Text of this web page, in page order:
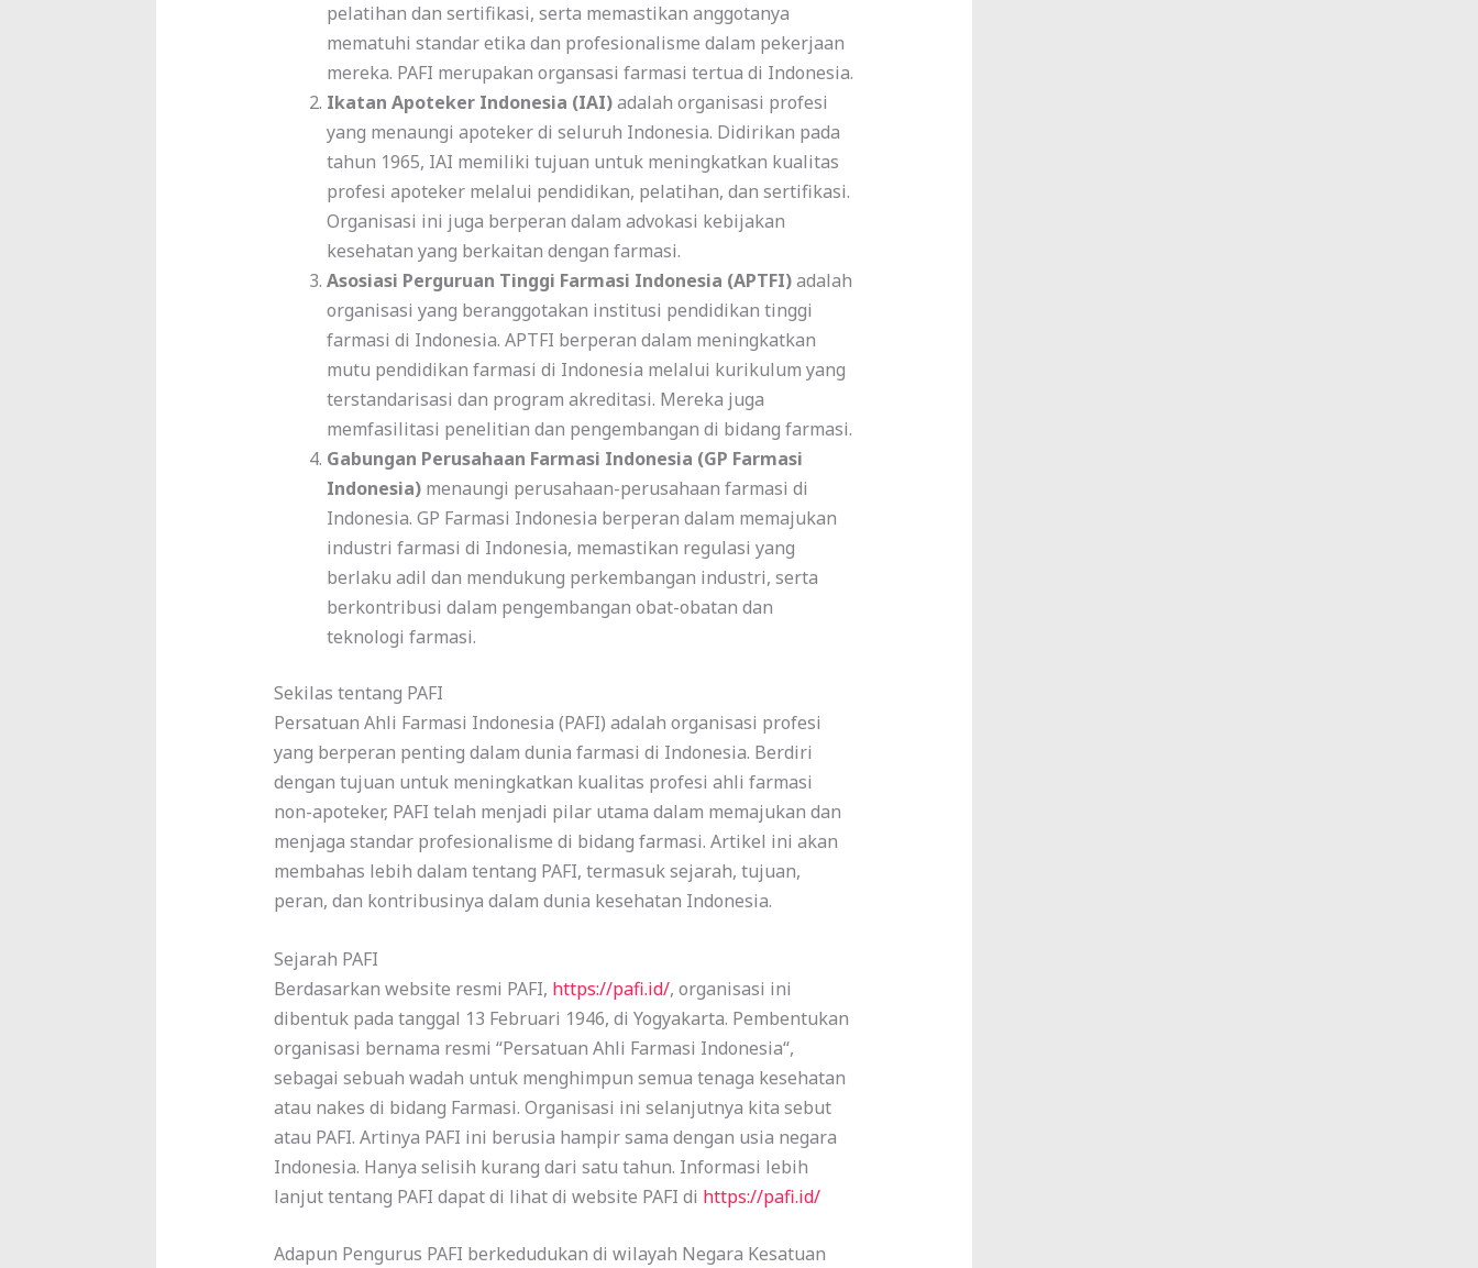
pelatihan dan sertifikasi, serta memastikan anggotanya
mematuhi standar etika dan profesionalisme dalam pekerjaan
mereka. PAFI merupakan organsasi farmasi tertua di Indonesia.
Ikatan Apoteker Indonesia (IAI)adalah organisasi profesi
yang menaungi apoteker di seluruh Indonesia. Didirikan pada
tahun 1965, IAI memiliki tujuan untuk meningkatkan kualitas
profesi apoteker melalui pendidikan, pelatihan, dan sertifikasi.
Organisasi ini juga berperan dalam advokasi kebijakan
kesehatan yang berkaitan dengan farmasi.
Asosiasi Perguruan Tinggi Farmasi Indonesia (APTFI)adalah
organisasi yang beranggotakan institusi pendidikan tinggi
farmasi di Indonesia. APTFI berperan dalam meningkatkan
mutu pendidikan farmasi di Indonesia melalui kurikulum yang
terstandarisasi dan program akreditasi. Mereka juga
memfasilitasi penelitian dan pengembangan di bidang farmasi.
Gabungan Perusahaan Farmasi Indonesia (GP Farmasi
Indonesia)menaungi perusahaan-perusahaan farmasi di
Indonesia. GP Farmasi Indonesia berperan dalam memajukan
industri farmasi di Indonesia, memastikan regulasi yang
berlaku adil dan mendukung perkembangan industri, serta
berkontribusi dalam pengembangan obat-obatan dan
teknologi farmasi.
Sekilas tentang PAFI
Persatuan Ahli Farmasi Indonesia (PAFI) adalah organisasi profesi
yang berperan penting dalam dunia farmasi di Indonesia. Berdiri
dengan tujuan untuk meningkatkan kualitas profesi ahli farmasi
non-apoteker, PAFI telah menjadi pilar utama dalam memajukan dan
menjaga standar profesionalisme di bidang farmasi. Artikel ini akan
membahas lebih dalam tentang PAFI, termasuk sejarah, tujuan,
peran, dan kontribusinya dalam dunia kesehatan Indonesia.
Sejarah PAFI
Berdasarkan website resmi PAFI, https://pafi.id/, organisasi ini
dibentuk pada tanggal 13 Februari 1946, di Yogyakarta. Pembentukan
organisasi bernama resmi “Persatuan Ahli Farmasi Indonesia“,
sebagai sebuah wadah untuk menghimpun semua tenaga kesehatan
atau nakes di bidang Farmasi. Organisasi ini selanjutnya kita sebut
atau PAFI. Artinya PAFI ini berusia hampir sama dengan usia negara
Indonesia. Hanya selisih kurang dari satu tahun. Informasi lebih
lanjut tentang PAFI dapat di lihat di website PAFI di https://pafi.id/
Adapun Pengurus PAFI berkedudukan di wilayah Negara Kesatuan